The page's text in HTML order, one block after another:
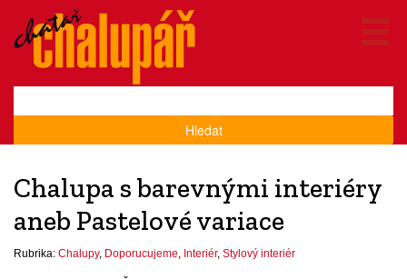
Hledat
Chalupa s barevnými interiéry
aneb Pastelové variace
Rubrika: Chalupy, Doporucujeme Interiér, Stylový interiér